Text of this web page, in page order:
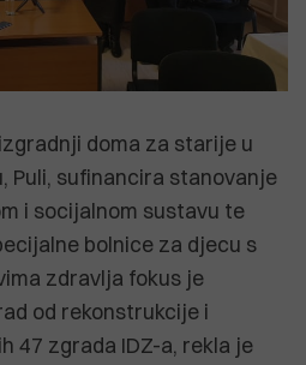
doma za starije u
Puli, sufinancira stanovanje
i socijalnom sustavu te
bolnice za djecu s
zdravlja fokus je
od rekonstrukcije i
47 zgrada IDZ-a, rekla je